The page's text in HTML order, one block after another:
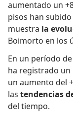
aumentado un
pisos han subido
muestra la
Boimorto en los
En un período
ha registrado un
un aumento del
las tendencias
del tiempo.